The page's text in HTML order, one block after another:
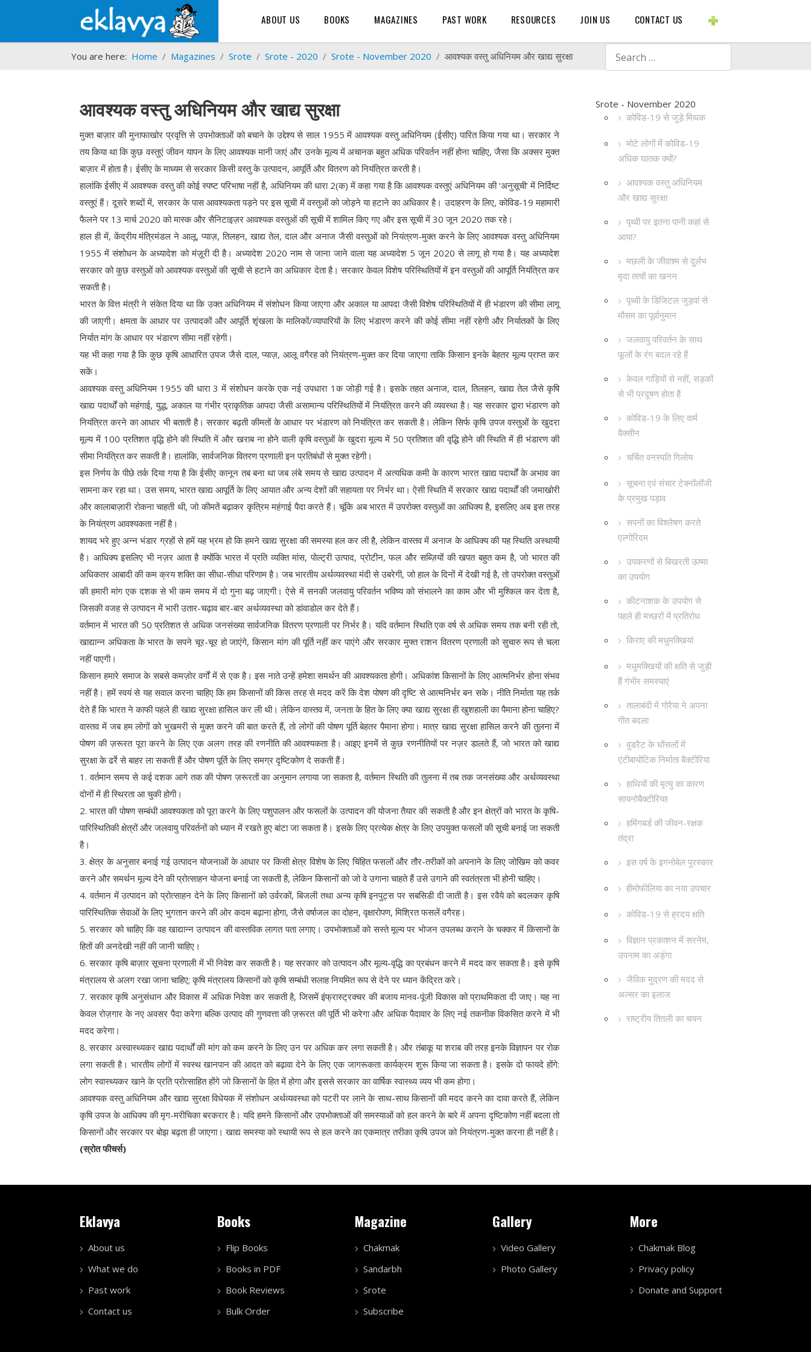
Search
ABOUT US BOOKS MAGAZINES PAST WORK RESOURCES JOIN US CONTACT US
You are here: Home Magazines Srote Srote - 2020 Srote - November 2020 आवश्यक वस्तु अधिनियम और खाद्य सुरक्षा
Srote - November 2020
कोविड-19 से जुड़े मिथक
मोटे लोगों में कोविड-19
अधिक घातक क्यों?
आवश्यक वस्तु अधिनियम
और खाद्य सुरक्षा
पृथ्वी पर इतना पानी कहां से
आया?
मछली के जीवाश्म से दुर्लभ
मृदा तत्वों का खनन
पृथ्वी के डिजिटल जुड़वां से
मौसम का पूर्वानुमान
जलवायु परिवर्तन के साथ
फूलों के रंग बदल रहे हैं
केवल गाड़ियों से नहीं, सड़कों
से भी प्रदूषण होता है
कोविड-19 के लिए वार्म
वैक्सीन
चर्चित वनस्पति गिलोय
सूचना एवं संचार टेक्नॉलॉजी
के प्रमुख पड़ाव
सपनों का विश्लेषण करते
एल्गोरिदम
उपकरणों से बिखरती ऊष्मा
का उपयोग
कीटनाशक के उपयोग से
पहले ही मच्छरों में प्रतिरोध
किराए की मधुमक्खियां
मधुमक्खियों की क्षति से जुड़ी
हैं गंभीर समस्याएं
तालाबंदी में गोरैया ने अपना
गीत बदला
वुडरैट के घोंसलों में
एंटीबायोटिक निर्माता बैक्टीरिया
हाथियों की मृत्यु का कारण
सायनोबैक्टीरिया!
हमिंगबर्ड की जीवन-रक्षक
तंद्रा
इस वर्ष के इगनोबेल पुरस्कार
हीमोफीलिया का नया उपचार
कोविड-19 से ह्रदय क्षति
विज्ञान प्रकाशन में सरनेम,
उपनाम का अड़ंगा
जैविक मुद्रण की मदद से
अल्सर का इलाज
राष्ट्रीय तितली का चयन
आवश्यक वस्तु अधिनियम और खाद्य सुरक्षा
मुक्त बाज़ार की मुनाफाखोर प्रवृत्ति से उपभोक्ताओं को बचाने के उद्देश्य से साल 1955 में आवश्यक वस्तु अधिनियम (ईसीए) पारित किया गया था। सरकार ने
तय किया था कि कुछ वस्तुएं जीवन यापन के लिए आवश्यक मानी जाएं और उनके मूल्य में अचानक बहुत अधिक परिवर्तन नहीं होना चाहिए, जैसा कि अक्सर मुक्त
बाज़ार में होता है। ईसीए के माध्यम से सरकार किसी वस्तु के उत्पादन, आपूर्ति और वितरण को नियंत्रित करती है।
हालांकि ईसीए में आवश्यक वस्तु की कोई स्पष्ट परिभाषा नहीं है, अधिनियम की धारा 2(क) में कहा गया है कि आवश्यक वस्तुएं अधिनियम की ‘अनुसूची’ में निर्दिष्ट
वस्तुएं हैं। दूसरे शब्दों में, सरकार के पास आवश्यकता पड़ने पर इस सूची में वस्तुओं को जोड़ने या हटाने का अधिकार है। उदाहरण के लिए, कोविड-19 महामारी
फैलने पर 13 मार्च 2020 को मास्क और सैनिटाइज़र आवश्यक वस्तुओं की सूची में शामिल किए गए और इस सूची में 30 जून 2020 तक रहे।
हाल ही में, केंद्रीय मंत्रिमंडल ने आलू, प्याज़, तिलहन, खाद्य तेल, दाल और अनाज जैसी वस्तुओं को नियंत्रण-मुक्त करने के लिए आवश्यक वस्तु अधिनियम
1955 में संशोधन के अध्यादेश को मंज़ूरी दी है। अध्यादेश 2020 नाम से जाना जाने वाला यह अध्यादेश 5 जून 2020 से लागू हो गया है। यह अध्यादेश
सरकार को कुछ वस्तुओं को आवश्यक वस्तुओं की सूची से हटाने का अधिकार देता है। सरकार केवल विशेष परिस्थितियों में इन वस्तुओं की आपूर्ति नियंत्रित कर
सकती है।
भारत के वित्त मंत्री ने संकेत दिया था कि उक्त अधिनियम में संशोधन किया जाएगा और अकाल या आपदा जैसी विशेष परिस्थितियों में ही भंडारण की सीमा लागू
की जाएगी। क्षमता के आधार पर उत्पादकों और आपूर्ति शृंखला के मालिकों/व्यापारियों के लिए भंडारण करने की कोई सीमा नहीं रहेगी और निर्यातकों के लिए
निर्यात मांग के आधार पर भंडारण सीमा नहीं रहेगी।
यह भी कहा गया है कि कुछ कृषि आधारित उपज जैसे दाल, प्याज़, आलू वगैरह को नियंत्रण-मुक्त कर दिया जाएगा ताकि किसान इनके बेहतर मूल्य प्राप्त कर
सकें।
आवश्यक वस्तु अधिनियम 1955 की धारा 3 में संशोधन करके एक नई उपधारा 1क जोड़ी गई है। इसके तहत अनाज, दाल, तिलहन, खाद्य तेल जैसे कृषि
खाद्य पदार्थों को महंगाई, युद्ध, अकाल या गंभीर प्राकृतिक आपदा जैसी असामान्य परिस्थितियों में नियंत्रित करने की व्यवस्था है। यह सरकार द्वारा भंडारण को
नियंत्रित करने का आधार भी बताती है। सरकार बढ़ती कीमतों के आधार पर भंडारण को नियंत्रित कर सकती है। लेकिन सिर्फ कृषि उपज वस्तुओं के खुदरा
मूल्य में 100 प्रतिशत वृद्धि होने की स्थिति में और खराब ना होने वाली कृषि वस्तुओं के खुदरा मूल्य में 50 प्रतिशत की वृद्धि होने की स्थिति में ही भंडारण की
सीमा नियंत्रित कर सकती है। हालांकि, सार्वजनिक वितरण प्रणाली इन प्रतिबंधों से मुक्त रहेगी।
इस निर्णय के पीछे तर्क दिया गया है कि ईसीए कानून तब बना था जब लंबे समय से खाद्य उत्पादन में अत्यधिक कमी के कारण भारत खाद्य पदार्थों के अभाव का
सामना कर रहा था। उस समय, भारत खाद्य आपूर्ति के लिए आयात और अन्य देशों की सहायता पर निर्भर था। ऐसी स्थिति में सरकार खाद्य पदार्थों की जमाखोरी
और कालाबाज़ारी रोकना चाहती थी, जो कीमतें बढ़ाकर कृत्रिम महंगाई पैदा करते हैं। चूंकि अब भारत में उपरोक्त वस्तुओं का आधिक्य है, इसलिए अब इस तरह
के नियंत्रण आवश्यकता नहीं है।
शायद भरे हुए अन्न भंडार ग्रहों से हमें यह भ्रम हो कि हमने खाद्य सुरक्षा की समस्या हल कर ली है, लेकिन वास्तव में अनाज के आधिक्य की यह स्थिति अस्थायी
है। आधिक्य इसलिए भी नज़र आता है क्योंकि भारत में प्रति व्यक्ति मांस, पोल्ट्री उत्पाद, प्रोटीन, फल और सब्ज़ियों की खपत बहुत कम है, जो भारत की
अधिकतर आबादी की कम क्रय शक्ति का सीधा-सीधा परिणाम है। जब भारतीय अर्थव्यवस्था मंदी से उबरेगी, जो हाल के दिनों में देखी गई है, तो उपरोक्त वस्तुओं
की हमारी मांग एक दशक से भी कम समय में दो गुना बढ़ जाएगी। ऐसे में सनकी जलवायु परिवर्तन भविष्य को संभालने का काम और भी मुश्किल कर देता है,
जिसकी वजह से उत्पादन में भारी उतार-चढ़ाव बार-बार अर्थव्यवस्था को डांवाडोल कर देते हैं।
वर्तमान में भारत की 50 प्रतिशत से अधिक जनसंख्या सार्वजनिक वितरण प्रणाली पर निर्भर है। यदि वर्तमान स्थिति एक वर्ष से अधिक समय तक बनी रही तो,
खाद्यान्न अधिकता के भारत के सपने चूर-चूर हो जाएंगे, किसान मांग की पूर्ति नहीं कर पाएंगे और सरकार मुफ्त राशन वितरण प्रणाली को सुचारु रूप से चला
नहीं पाएगी।
किसान हमारे समाज के सबसे कमज़ोर वर्गों में से एक है। इस नाते उन्हें हमेशा समर्थन की आवश्यकता होगी। अधिकांश किसानों के लिए आत्मनिर्भर होना संभव
नहीं है। हमें स्वयं से यह सवाल करना चाहिए कि हम किसानों की किस तरह से मदद करें कि देश पोषण की दृष्टि से आत्मनिर्भर बन सके। नीति निर्माता यह तर्क
देते हैं कि भारत ने काफी पहले ही खाद्य सुरक्षा हासिल कर ली थी। लेकिन वास्तव में, जनता के हित के लिए क्या खाद्य सुरक्षा ही खुशहाली का पैमाना होना चाहिए?
वास्तव में जब हम लोगों को भुखमरी से मुक्त करने की बात करते हैं, तो लोगों की पोषण पूर्ति बेहतर पैमाना होगा। मात्र खाद्य सुरक्षा हासिल करने की तुलना में
पोषण की ज़रूरत पूरा करने के लिए एक अलग तरह की रणनीति की आवश्यकता है। आइए इनमें से कुछ रणनीतियों पर नज़र डालते हैं, जो भारत को खाद्य
सुरक्षा के ढर्रे से बाहर ला सकती हैं और पोषण पूर्ति के लिए समग्र दृष्टिकोण दे सकती हैं।
1. वर्तमान समय से कई दशक आगे तक की पोषण ज़रूरतों का अनुमान लगाया जा सकता है, वर्तमान स्थिति की तुलना में तब तक जनसंख्या और अर्थव्यवस्था
दोनों में ही स्थिरता आ चुकी होगी।
2. भारत की पोषण सम्बंधी आवश्यकता को पूरा करने के लिए पशुपालन और फसलों के उत्पादन की योजना तैयार की सकती है और इन क्षेत्रों को भारत के कृषि-
पारिस्थितिकी क्षेत्रों और जलवायु परिवर्तनों को ध्यान में रखते हुए बांटा जा सकता है। इसके लिए प्रत्येक क्षेत्र के लिए उपयुक्त फसलों की सूची बनाई जा सकती
है।
3. क्षेत्र के अनुसार बनाई गई उत्पादन योजनाओं के आधार पर किसी क्षेत्र विशेष के लिए चिंहित फसलों और तौर-तरीकों को अपनाने के लिए जोखिम को कवर
करने और समर्थन मूल्य देने की प्रोत्साहन योजना बनाई जा सकती है, लेकिन किसानों को जो वे उगाना चाहते हैं उसे उगाने की स्वतंत्रता भी होनी चाहिए।
4. वर्तमान में उत्पादन को प्रोत्साहन देने के लिए किसानों को उर्वरकों, बिजली तथा अन्य कृषि इनपुट्स पर सबसिडी दी जाती है। इस रवैये को बदलकर कृषि
पारिस्थितिक सेवाओं के लिए भुगतान करने की ओर कदम बढ़ाना होगा, जैसे वर्षाजल का दोहन, वृक्षारोपण, मिश्रित फसलें वगैरह।
5. सरकार को चाहिए कि वह खाद्यान्न उत्पादन की वास्तविक लागत पता लगाए। उपभोक्ताओं को सस्ते मूल्य पर भोजन उपलब्ध कराने के चक्कर में किसानों के
हितों की अनदेखी नहीं की जानी चाहिए।
6. सरकार कृषि बाज़ार सूचना प्रणाली में भी निवेश कर सकती है। यह सरकार को उत्पादन और मूल्य-वृद्धि का प्रबंधन करने में मदद कर सकता है। इसे कृषि
मंत्रालय से अलग रखा जाना चाहिए; कृषि मंत्रालय किसानों को कृषि सम्बंधी सलाह नियमित रूप से देने पर ध्यान केंद्रित करे।
7. सरकार कृषि अनुसंधान और विकास में अधिक निवेश कर सकती है, जिसमें इंफ्रास्ट्रक्चर की बजाय मानव-पूंजी विकास को प्राथमिकता दी जाए। यह ना
केवल रोज़गार के नए अवसर पैदा करेगा बल्कि उत्पाद की गुणवत्ता की ज़रूरत की पूर्ति भी करेगा और अधिक पैदावार के लिए नई तकनीक विकसित करने में भी
मदद करेगा।
8. सरकार अस्वास्थ्यकर खाद्य पदार्थों की मांग को कम करने के लिए उन पर अधिक कर लगा सकती है। और तंबाकू या शराब की तरह इनके विज्ञापन पर रोक
लगा सकती है। भारतीय लोगों में स्वस्थ खानपान की आदत को बढ़ावा देने के लिए एक जागरूकता कार्यक्रम शुरू किया जा सकता है। इसके दो फायदे होंगे:
लोग स्वास्थ्यकर खाने के प्रति प्रोत्साहित होंगे जो किसानों के हित में होगा और इससे सरकार का वार्षिक स्वास्थ्य व्यय भी कम होगा।
आवश्यक वस्तु अधिनियम और खाद्य सुरक्षा विधेयक में संशोधन अर्थव्यवस्था को पटरी पर लाने के साथ-साथ किसानों की मदद करने का दावा करते हैं, लेकिन
कृषि उपज के आधिक्य की मृग-मरीचिका बरकरार है। यदि हमने किसानों और उपभोक्ताओं की समस्याओं को हल करने के बारे में अपना दृष्टिकोण नहीं बदला तो
किसानों और सरकार पर बोझ बढ़ता ही जाएगा। खाद्य समस्या को स्थायी रूप से हल करने का एकमात्र तरीका कृषि उपज को नियंत्रण-मुक्त करना ही नहीं है।
(स्रोत फीचर्स)
Eklavya
About us
What we do
Past work
Contact us
Books
Flip Books
Books in PDF
Book Reviews
Bulk Order
Magazine
Chakmak
Sandarbh
Srote
Subscribe
Gallery
Video Gallery
Photo Gallery
More
Chakmak Blog
Privacy policy
Donate and Support